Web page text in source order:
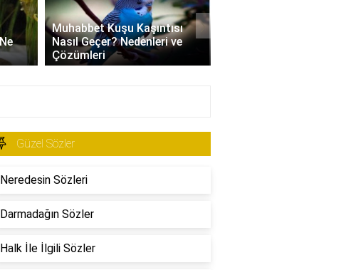
Edamame Nedir? Faydaları,
Tüketimi ve Tarif Önerileri
›
Güzel Sözler
Neredesin Sözleri
Darmadağın Sözler
Halk İle İlgili Sözler